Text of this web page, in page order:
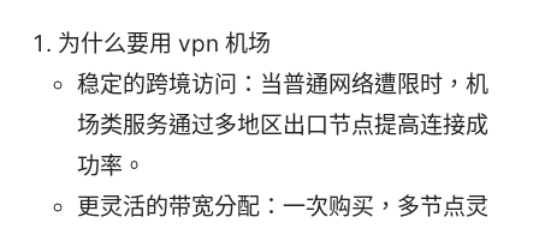
为什么要用 vpn 机场
稳定的跨境访问：当普通网络遭限时，机
场类服务通过多地区出口节点提高连接成
功率。
更灵活的带宽分配：一次购买，多节点灵